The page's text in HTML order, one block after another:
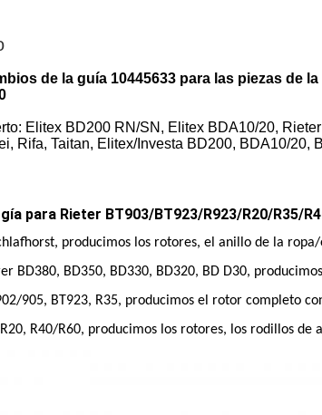
de la guía 10445633 para las piezas de
Elitex BD200 RN/SN, Elitex BDA10/20,
Rifa, Taitan, Elitex/Investa BD200, BDA10/20,
para Rieter BT903/BT923/R923/R20/R35/
producimos los rotores, el anillo de la
BD380, BD350, BD330, BD320, BD D30,
905, BT923, R35, producimos el rotor completo
R40/R60, producimos los rotores, los rodillos de